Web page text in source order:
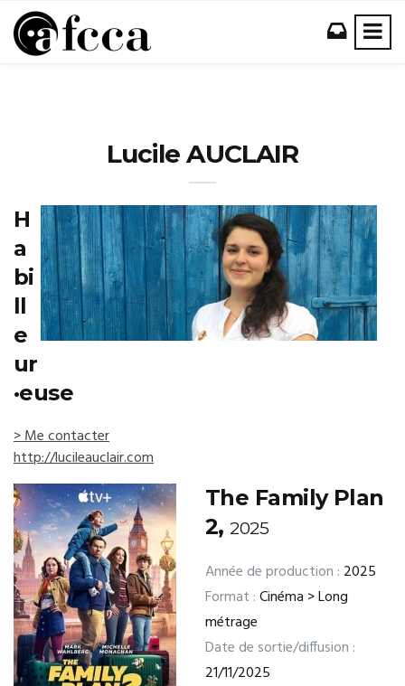
Lucile AUCLAIR
H
a
bi
ll
e
ur
·euse
> Me contacter
http://lucileauclair.com
The Family Plan
2,2025
Année de production : 2025
Format :Cinéma > Long
métrage
Date de sortie/diffusion :
21/11/2025